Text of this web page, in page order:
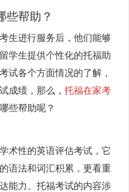
些帮助？
生进行服务后，他们能够
学生提供个性化的托福助
试各个方面情况的了解，
成绩，那么， 托福在家考
些帮助呢？
术性的英语评估考试，它
语法和词汇积累，更看重
能力。托福考试的内容涉